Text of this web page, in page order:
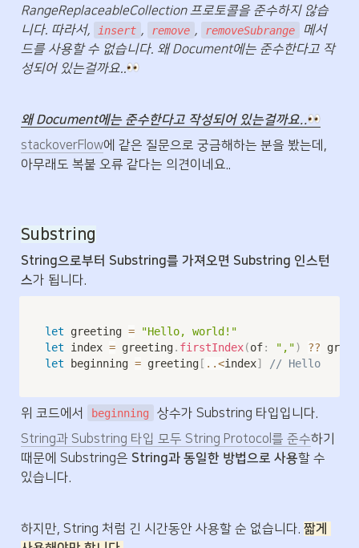
RangeReplaceableCollection 프로토콜을 준수하지 않습
니다. 따라서,
insert , remove , removeSubrange
메서
드를 사용할 수 없습니다. 왜 Document에는 준수한다고 작
성되어 있는걸까요..
왜 Document에는 준수한다고 작성되어 있는걸까요..
stackoverFlow에 같은 질문으로 궁금해하는 분을 봤는데,
아무래도 복붙 오류 같다는 의견이네요..
Substring
String으로부터 Substring를 가져오면 Substring 인스턴
스가 됩니다.
let greeting =
"Hello, world!"
let index = greeting. firstIndex(of: ",") ??
let beginning = greeting [ ..<index] // Hello
위 코드에서 beginning
상수가 Substring 타입입니다.
String과 Substring 타입 모두 String Protocol를 준수하기
때문에 Substring은 String과 동일한 방법으로 사용할 수
있습니다.
하지만, String 처럼 긴 시간동안 사용할 순 없습니다. 짧게